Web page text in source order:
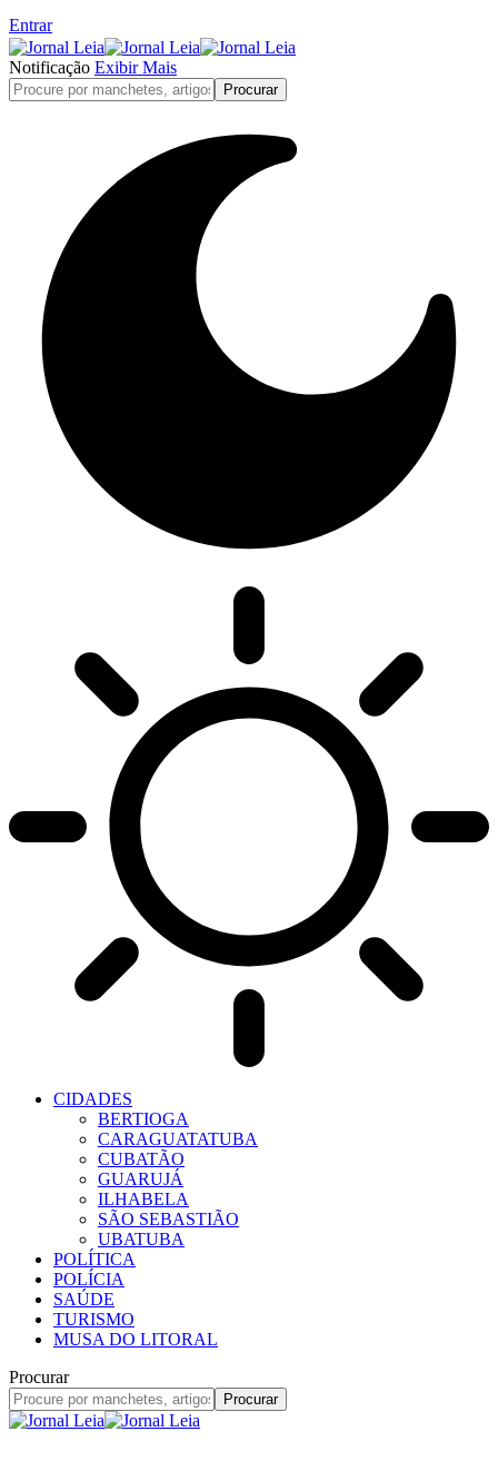
Entrar
Notificação Exibir Mais
CIDADES
BERTIOGA
CARAGUATATUBA
CUBATÃO
GUARUJÁ
ILHABELA
SÃO SEBASTIÃO
UBATUBA
POLÍTICA
POLÍCIA
SAÚDE
TURISMO
MUSA DO LITORAL
Procurar